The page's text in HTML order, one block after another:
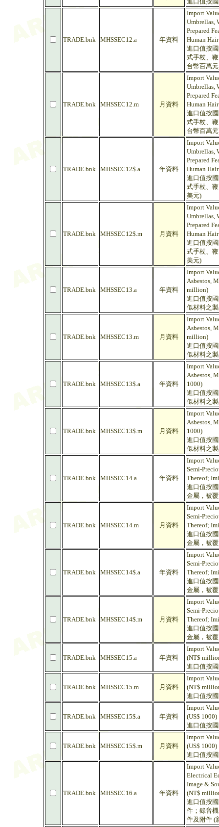
TRADE.bnk MHSSEC12.a 年資料
Import
Umbrellas,
Prepared
Human
進口值按
式手杖、
台幣百萬
TRADE.bnk MHSSEC12.m 月資料
Import
Umbrellas,
Prepared
Human
進口值按
式手杖、
台幣百萬
TRADE.bnk MHSSEC12$.a 年資料
Import
Umbrellas,
Prepared
Human
進口值按
式手杖、
美元)
TRADE.bnk MHSSEC12$.m 月資料
Import
Umbrellas,
Prepared
Human
進口值按
式手杖、
美元)
TRADE.bnk MHSSEC13.a 年資料
Import
Asbestos,
million)
進口值按
似材料之
TRADE.bnk MHSSEC13.m 月資料
Import
Asbestos,
million)
進口值按
似材料之
TRADE.bnk MHSSEC13$.a 年資料
Import
Asbestos,
1000)
進口值按
似材料之
TRADE.bnk MHSSEC13$.m 月資料
Import
Asbestos,
1000)
進口值按
似材料之
TRADE.bnk MHSSEC14.a 年資料
Import
Semi-
Thereof;
進口值按
金屬，被
TRADE.bnk MHSSEC14.m 月資料
Import
Semi-
Thereof;
進口值按
金屬，被
TRADE.bnk MHSSEC14$.a 年資料
Import
Semi-
Thereof;
進口值按
金屬，被
TRADE.bnk MHSSEC14$.m 月資料
Import
Semi-
Thereof;
進口值按
金屬，被
TRADE.bnk MHSSEC15.a 年資料
Import
(NT$
進口值按
TRADE.bnk MHSSEC15.m 月資料
Import
(NT$
進口值按
TRADE.bnk MHSSEC15$.a 年資料
Import
(US$ 1000)
進口值按
TRADE.bnk MHSSEC15$.m 月資料
Import
(US$ 1000)
進口值按
TRADE.bnk MHSSEC16.a 年資料
Import
Electrical
Image &
(NT$
進口值按
件；錄音
件及附件 (